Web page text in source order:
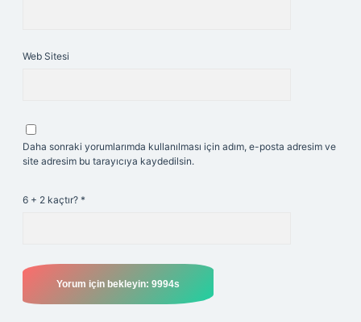
Web Sitesi
Daha sonraki yorumlarımda kullanılması için adım, e-posta adresim ve
site adresim bu tarayıcıya kaydedilsin.
6 + 2 kaçtır? *